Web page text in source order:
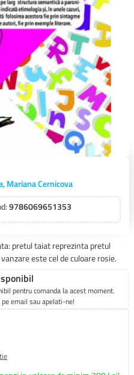
Mariana Cernicova
9786069651353
pretul taiat reprezinta pretul
este cel de culoare rosie.
pentru comanda la acest moment.
email sau apelati-ne!